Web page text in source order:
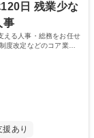
務を行っておりま
日 残業少な
事
える人事・総務をお任せ
度改定などのコア業務
援あり